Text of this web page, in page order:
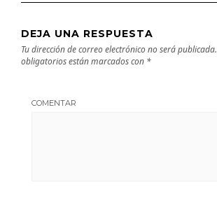
DEJA UNA RESPUESTA
Tu dirección de correo electrónico no será publicada.
obligatorios están marcados con *
COMENTAR